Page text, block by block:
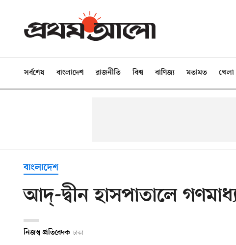
সর্বশেষ বাংলাদেশ রাজনীতি বিশ্ব বাণিজ্য মতামত খেলা
বাংলাদেশ
আদ্-দ্বীন হাসপাতালে
নিজস্ব প্রতিবেদক ঢাকা